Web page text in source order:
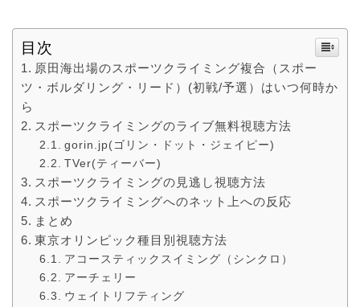
目次
原田海出場のスポーツクライミング複合（スポー
ツ・ボルダリング・リード）(初戦/予選）はいつ何時か
ら
スポーツクライミングのライブ無料視聴方法
gorin.jp(ゴリン・ドット・ジェイピー)
TVer(ティーバー)
スポーツクライミングの見逃し視聴方法
スポーツクライミングへのネット上への反応
まとめ
東京オリンピック種目別視聴方法
アコースティックスイミング（シンクロ）
アーチェリー
ウェイトリフティング